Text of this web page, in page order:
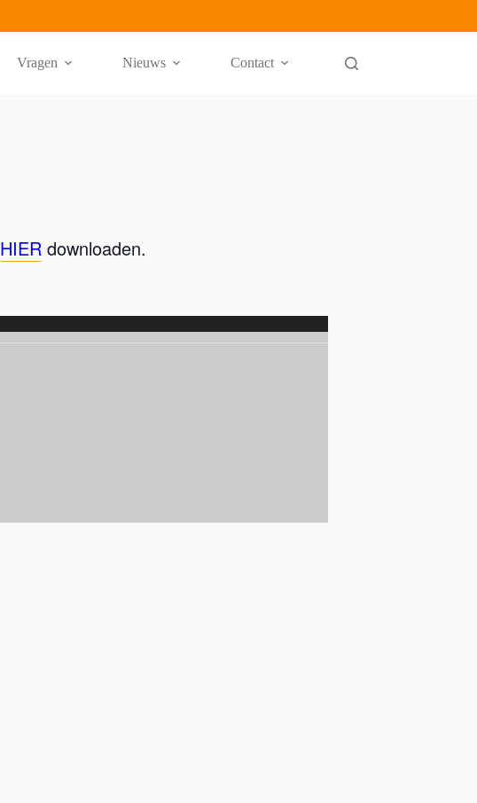
Vragen Nieuws Contact
HIER downloaden.